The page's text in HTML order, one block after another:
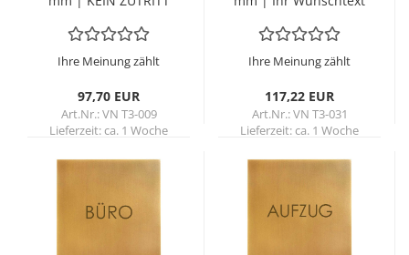
Ihre Meinung zählt
97,70 EUR
Art.Nr.: VN T3-009
Lieferzeit:ca. 1 Woche
Ihre Meinung zählt
117,22 EUR
Art.Nr.: VN T3-031
Lieferzeit:ca. 1 Woche